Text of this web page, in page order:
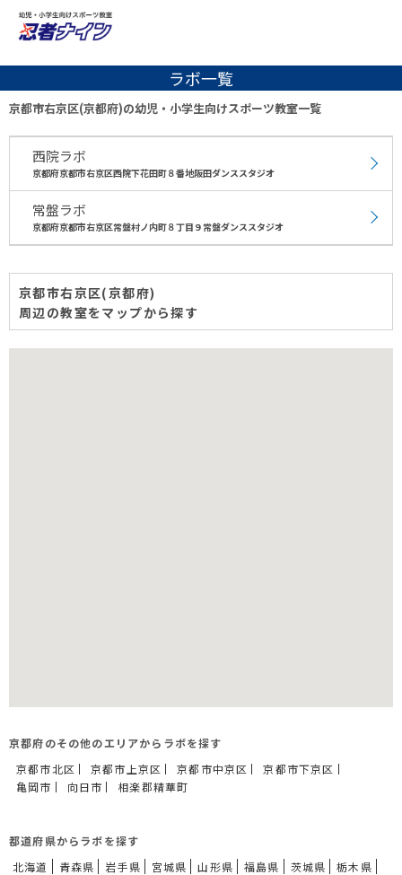
ラボ一覧
京都市右京区(京都府)の幼児・小学生向けスポーツ教室一覧
西院ラボ
京都府京都市右京区西院下花田町８番地阪田ダンススタジオ
常盤ラボ
京都府京都市右京区常盤村ノ内町８丁目９常盤ダンススタジオ
京都市右京区(京都府)
周辺の教室をマップから探す
京都府のその他のエリアからラボを探す
京都市北区
京都市上京区 京都市中京区
京都市下京区
亀岡市
向日市 相楽郡精華町
都道府県からラボを探す
北海道
青森県 岩手県 宮城県 山形県 福島県 茨城県
栃木県